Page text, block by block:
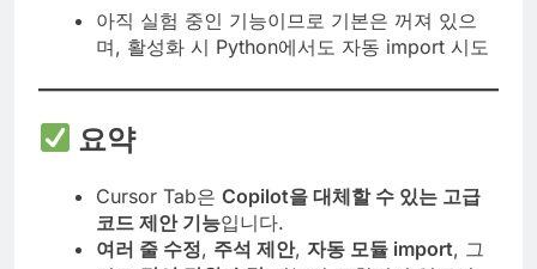
아직 실험 중인 기능이므로 기본은 꺼져 있으
며, 활성화 시 Python에서도 자동 import 시도
요약
Cursor Tab은 Copilot을 대체할 수 있는 고급
코드 제안 기능입니다.
여러 줄 수정, 주석 제안, 자동 모듈 import, 그